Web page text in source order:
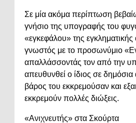
Σε μία ακόμα περίπτωση
γνήσιο της υπογραφής του
«εγκεφάλου» της εγκληματικής
γνωστός με το προσωνύμιο
απαλλάσσοντάς τον από την
απευθυνθεί ο ίδιος σε δημόσια
βάρος του εκκρεμούσαν και
εκκρεμούν πολλές διώξεις.
«Ανιχνευτής» στα Σκούρτα